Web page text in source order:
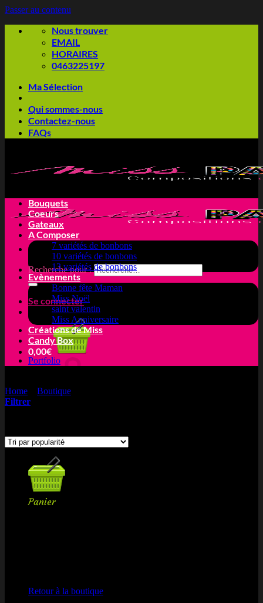
Passer au contenu
Nous trouver
EMAIL
HORAIRES
0463225197
Ma Sélection
Qui sommes-nous
Contactez-nous
FAQs
Recherche pour :
Se connecter
0,00€
Retour à la boutique
Panier
Retour à la boutique
Bouquets
Coeurs
Gateaux
A Composer
7 variétés de bonbons
10 variétés de bonbons
13 variétés de bonbons
Evènements
Bonne fête Maman
Miss Noël
saint valentin
Miss Anniversaire
Créations de Miss
Candy Box
Portfolio
Home Boutique
Filtrer